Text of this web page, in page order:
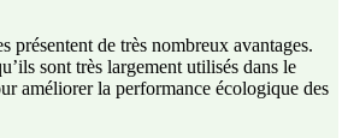
présentent de très nombreux avantages.
sont très largement utilisés dans le
améliorer la performance écologique des